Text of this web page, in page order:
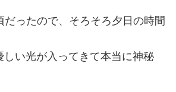
だったので、そろそろ夕日の時間
しい光が入ってきて本当に神秘